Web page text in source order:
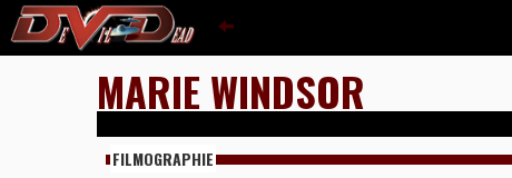
MARIE WINDSOR
FILMOGRAPHIE